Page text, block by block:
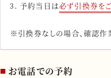
予約当日は必ず引換券を
※引換券なしの場合、確認作
お電話での予約